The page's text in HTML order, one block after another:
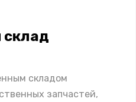
склад
складом
запчастей,